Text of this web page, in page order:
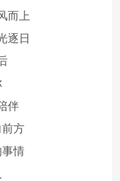
而上
逐日
伴
方
情